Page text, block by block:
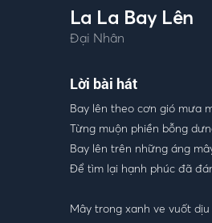
La La Bay Lên
Đại Nhân
Lời bài hát
Bay lên theo cơn gió mưa
Từng muộn phiền bỗng
Bay lên trên những áng
Để tìm lại hạnh phúc đã
Mây trong xanh ve vuốt